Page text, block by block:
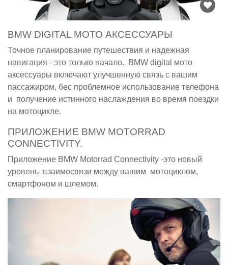
BMW DIGITAL МОТО АКСЕССУАРЫ
Точное планирование путешествия и надежная
навигация - это только начало. BMW digital мото
аксессуары включают улучшенную связь с вашим
пассажиром, бес проблемное использование телефона
и получение истинного наслаждения во время поездки
на мотоцикле.
ПРИЛОЖЕНИЕ BMW MOTORRAD
CONNECTIVITY.
Приложение BMW Motorrad Connectivity -это новый
уровень взаимосвязи между вашим мотоциклом,
смартфоном и шлемом.